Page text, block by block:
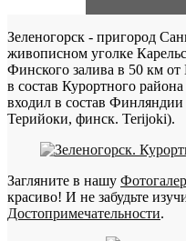
Зеленогорск - пригород
живописном уголке
Финского залива в 50 км
в состав Курортного
входил в состав
Терийоки, финск. Terijoki).
Загляните в нашу
красиво! И не забудьте
Достопримечательности.